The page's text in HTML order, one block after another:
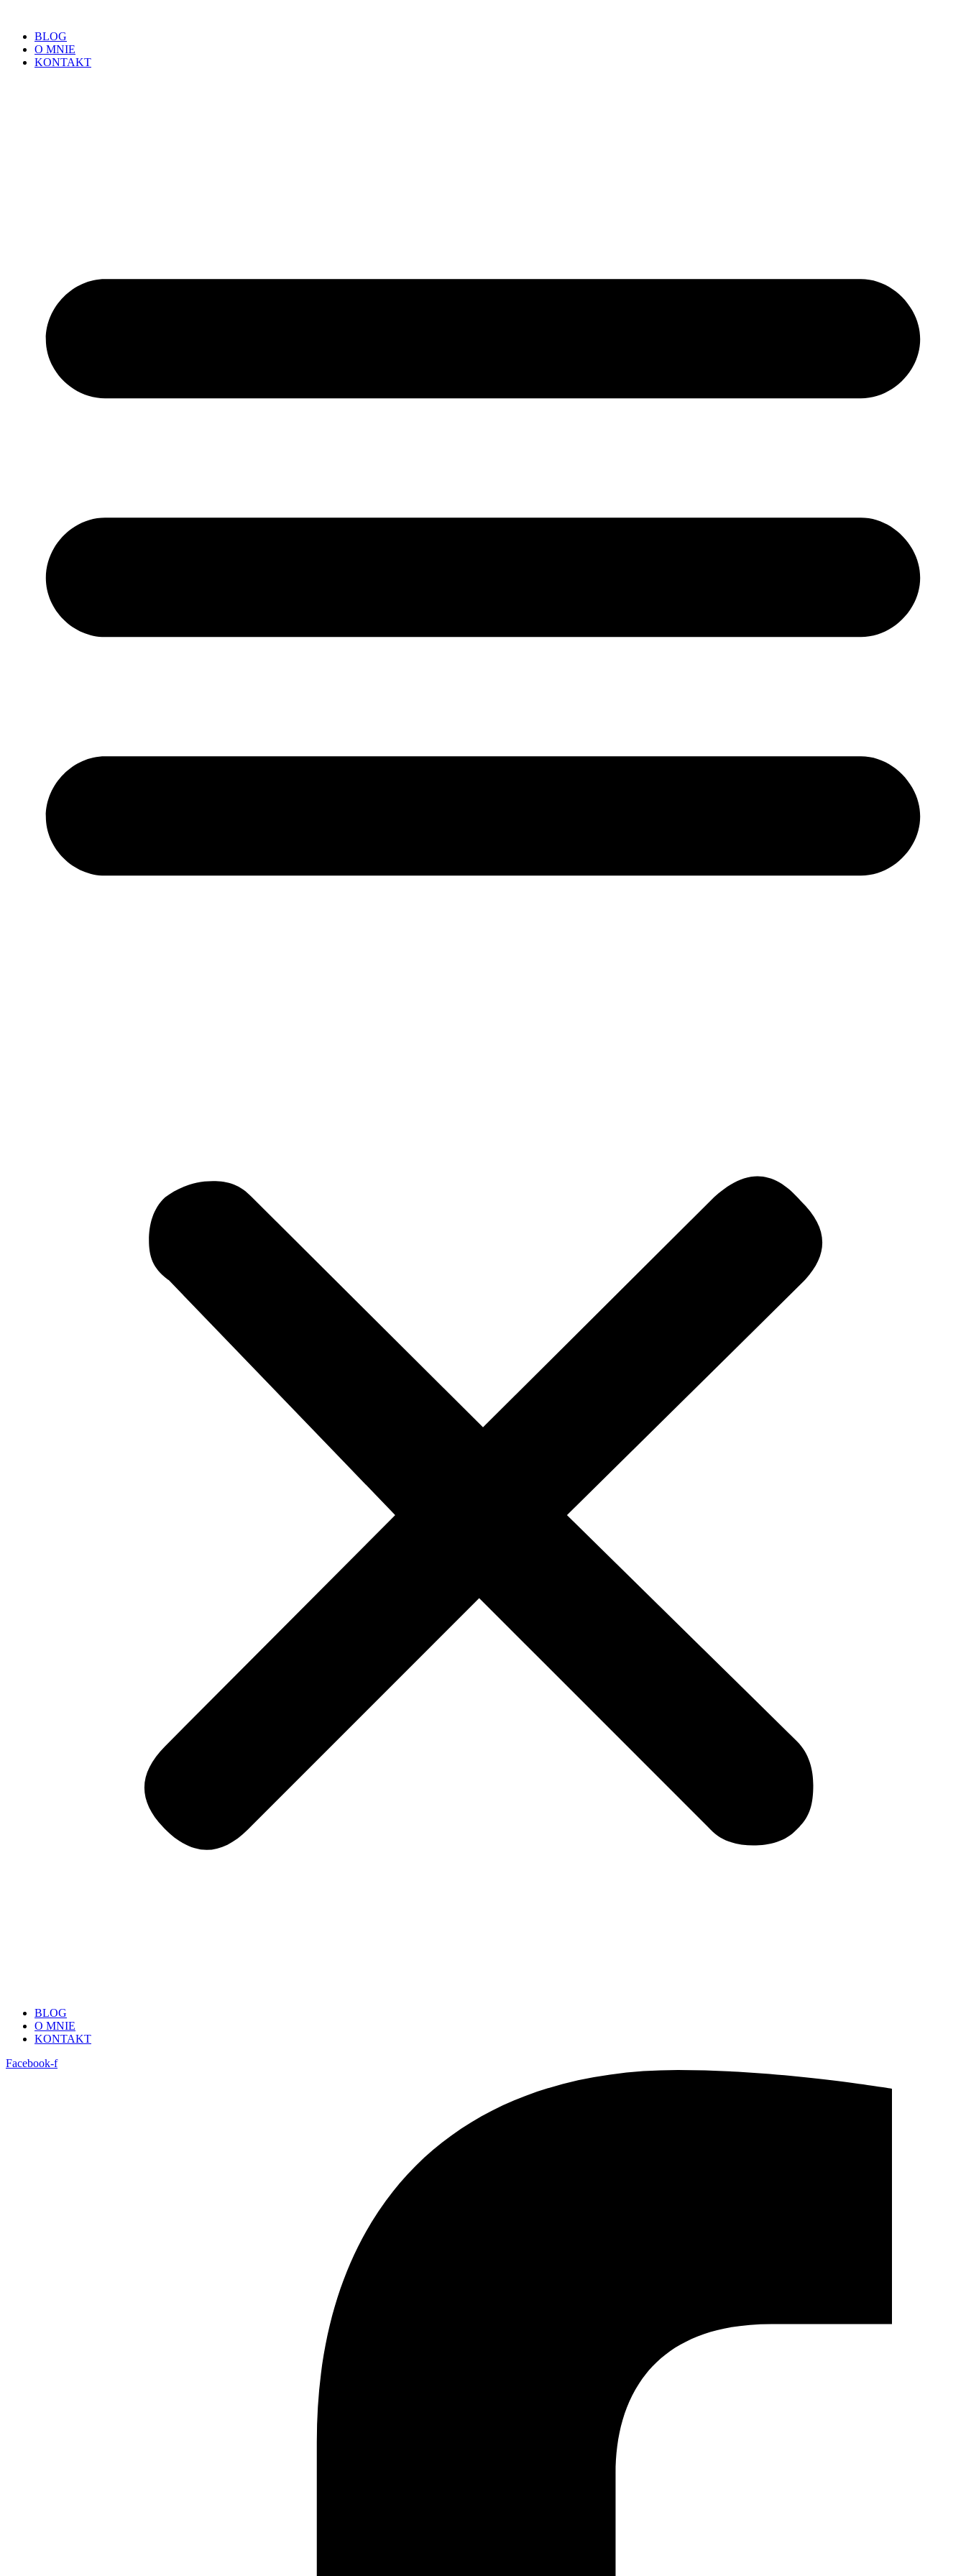
BLOG
O MNIE
KONTAKT
BLOG
O MNIE
KONTAKT
Facebook-f